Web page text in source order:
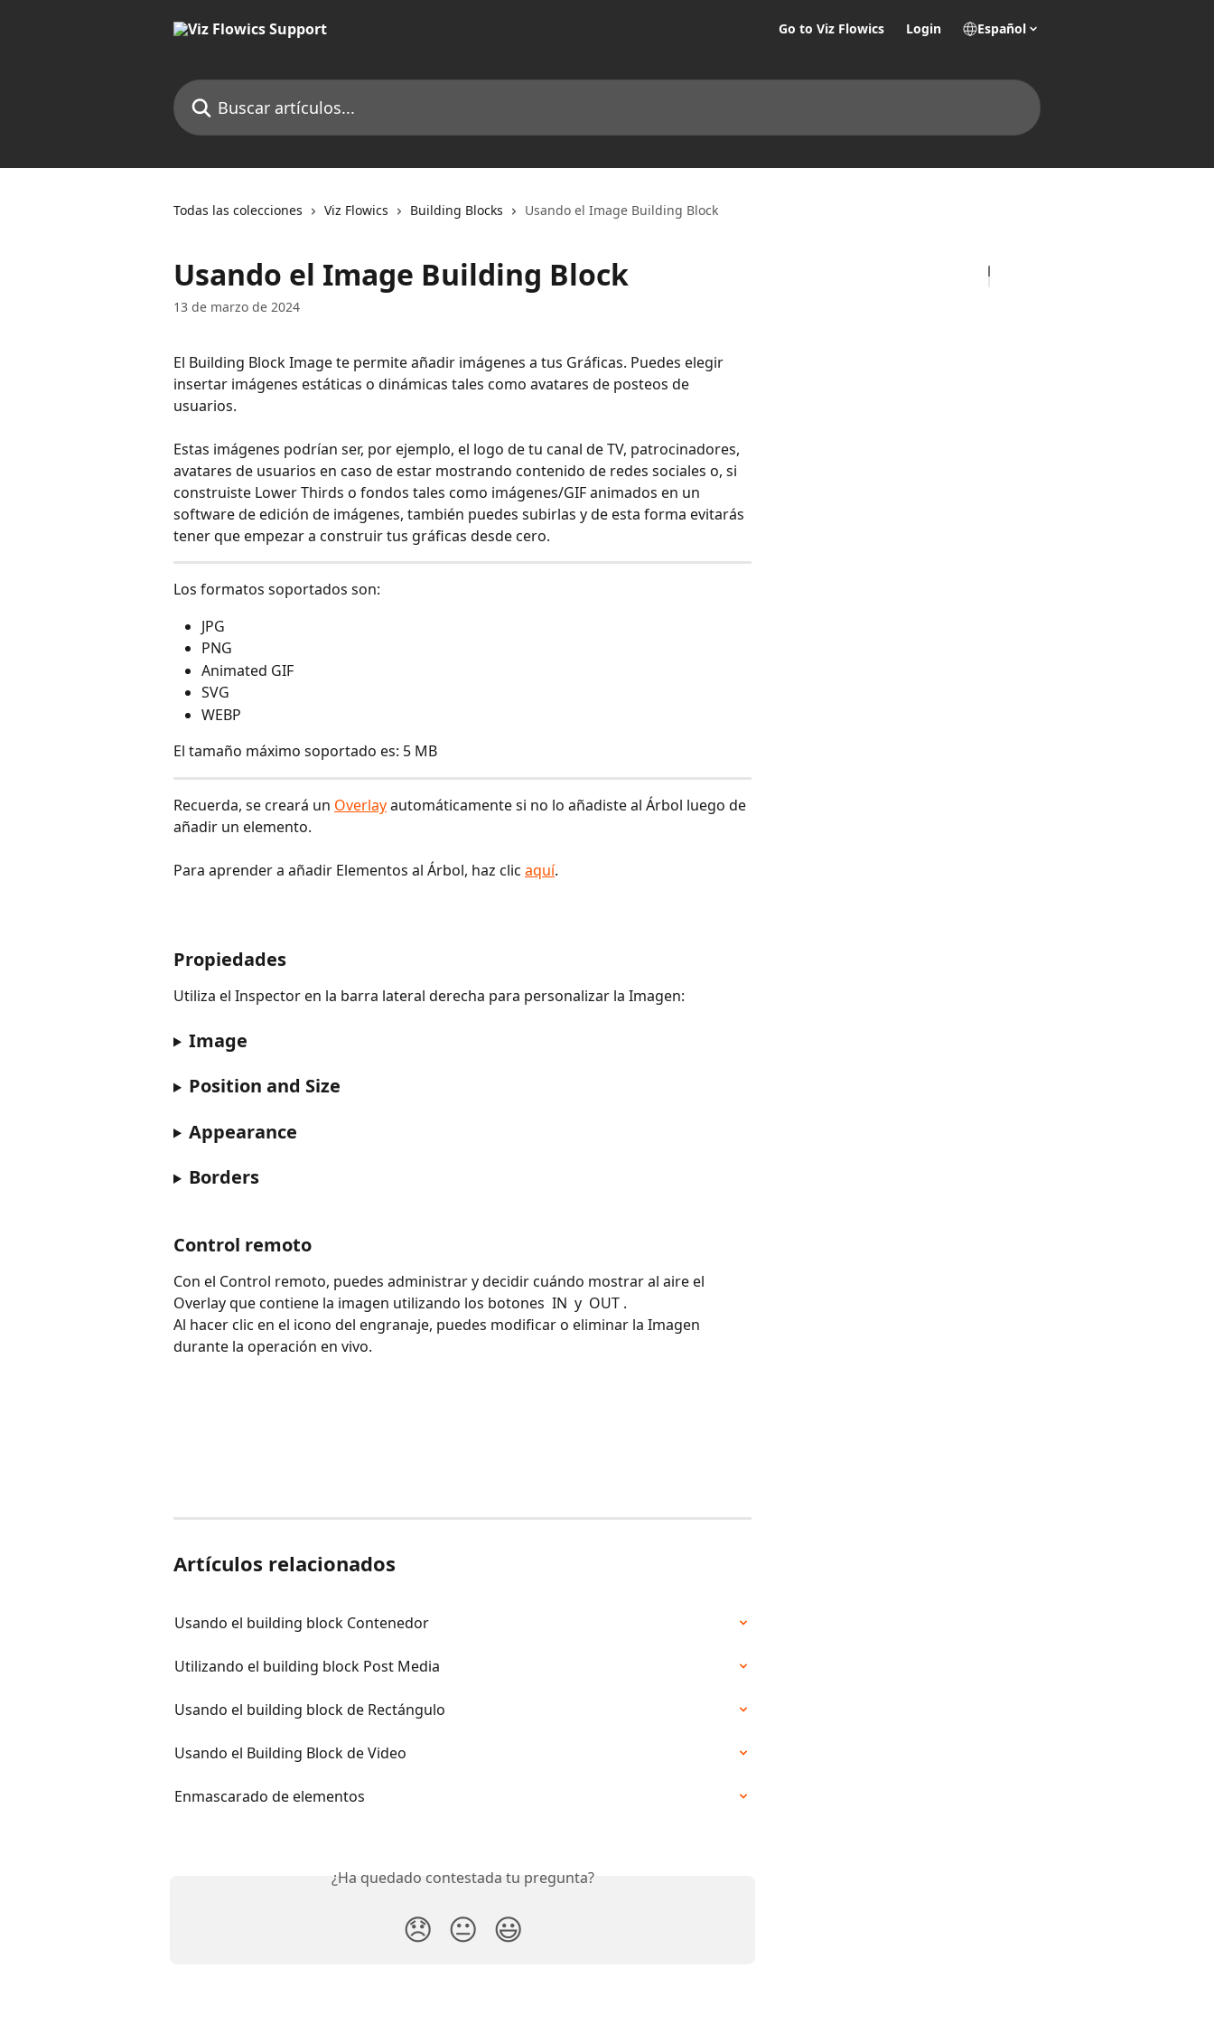
Go to Viz Flowics Login Español
Buscar artículos...
Todas las colecciones Viz Flowics Building Blocks Usando el Image Building Block
Usando el Image Building Block
13 de marzo de 2024
El Building Block Image te permite añadir imágenes a tus Gráficas. Puedes elegir
insertar imágenes estáticas o dinámicas tales como avatares de posteos de
usuarios.
Estas imágenes podrían ser, por ejemplo, el logo de tu canal de TV, patrocinadores,
avatares de usuarios en caso de estar mostrando contenido de redes sociales o, si
construiste Lower Thirds o fondos tales como imágenes/GIF animados en un
software de edición de imágenes, también puedes subirlas y de esta forma evitarás
tener que empezar a construir tus gráficas desde cero.
Los formatos soportados son:
JPG
PNG
Animated GIF
SVG
WEBP
El tamaño máximo soportado es: 5 MB
Recuerda, se creará un Overlay‍ automáticamente si no lo añadiste al Árbol luego de
añadir un elemento.
Para aprender a añadir Elementos al Árbol, haz clic aquí‍.
Propiedades
Utiliza el Inspector en la barra lateral derecha para personalizar la Imagen:
Image
Position and Size
Appearance
Borders
Control remoto
Con el Control remoto, puedes administrar y decidir cuándo mostrar al aire el
Overlay que contiene la imagen utilizando los botones  IN  y  OUT .
Al hacer clic en el icono del engranaje, puedes modificar o eliminar la Imagen
durante la operación en vivo.
Artículos relacionados
Usando el building block Contenedor
Utilizando el building block Post Media
Usando el building block de Rectángulo
Usando el Building Block de Video
Enmascarado de elementos
¿Ha quedado contestada tu pregunta?
😞 😐 😃